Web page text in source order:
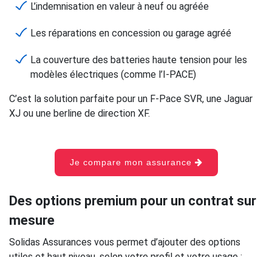
L’indemnisation en valeur à neuf ou agréée
Les réparations en concession ou garage agréé
La couverture des batteries haute tension pour les
modèles électriques (comme l’I-PACE)
C’est la solution parfaite pour un F-Pace SVR, une Jaguar
XJ ou une berline de direction XF.
Je compare mon assurance
Des options premium pour un contrat sur
mesure
Solidas Assurances vous permet d’ajouter des options